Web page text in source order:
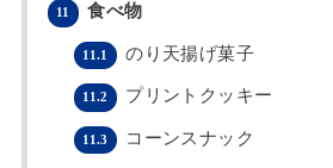
11 食べ物
11.1 のり天揚げ菓子
11.2 プリントクッキー
11.3 コーンスナック